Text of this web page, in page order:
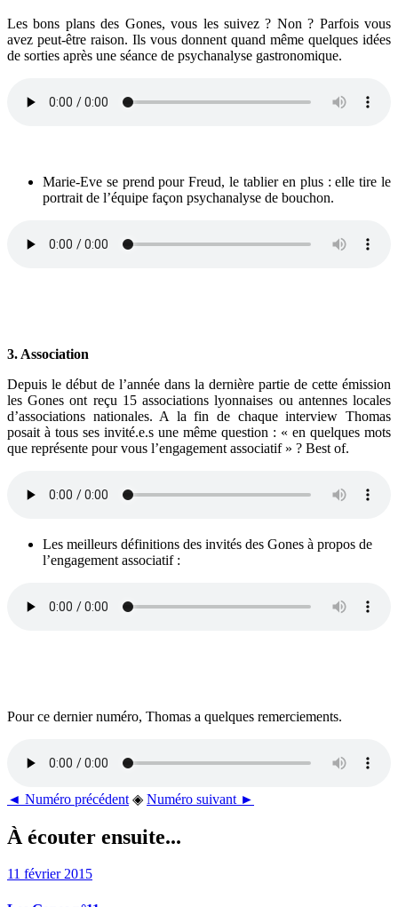
Les bons plans des Gones, vous les suivez ? Non ? Parfois vous
avez peut-être raison. Ils vous donnent quand même quelques idées
de sorties après une séance de psychanalyse gastronomique.
Marie-Eve se prend pour Freud, le tablier en plus : elle tire le
portrait de l’équipe façon psychanalyse de bouchon.
3. Association
Depuis le début de l’année dans la dernière partie de cette émission
les Gones ont reçu 15 associations lyonnaises ou antennes locales
d’associations nationales. A la fin de chaque interview Thomas
posait à tous ses invité.e.s une même question : « en quelques mots
que représente pour vous l’engagement associatif » ? Best of.
Les meilleurs définitions des invités des Gones à propos de
l’engagement associatif :
Pour ce dernier numéro, Thomas a quelques remerciements.
◄ Numéro précédent ◈ Numéro suivant ►
À écouter ensuite...
11 février 2015